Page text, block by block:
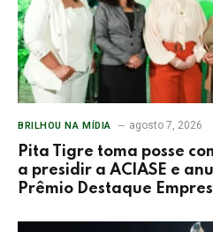
BRILHOU NA MÍDIA agosto 7, 2026
Pita Tigre toma posse
a presidir a ACIASE e
Prêmio Destaque